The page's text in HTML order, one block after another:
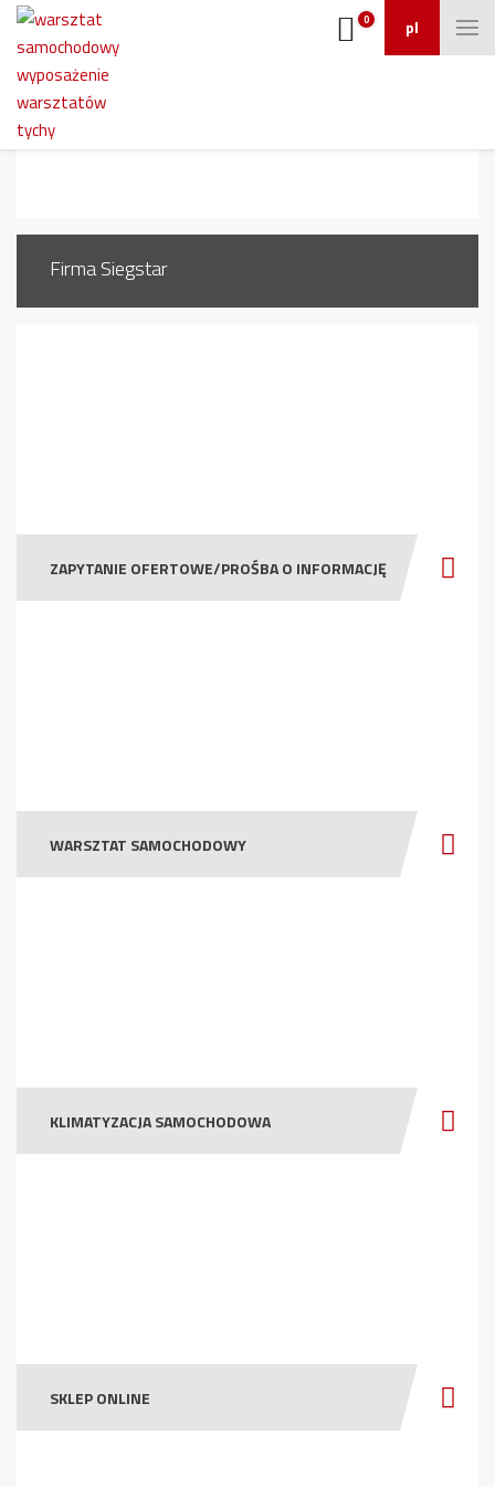
pl
0
1607_7
Firma Siegstar
ZAPYTANIE OFERTOWE/PROŚBA O INFORMACJĘ
WARSZTAT SAMOCHODOWY
KLIMATYZACJA SAMOCHODOWA
SKLEP ONLINE